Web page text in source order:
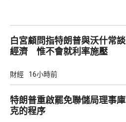
白宮顧問指特朗普與沃什常談
經濟 惟不會就利率施壓
財經 16小時前
特朗普重啟罷免聯儲局理事庫
克的程序